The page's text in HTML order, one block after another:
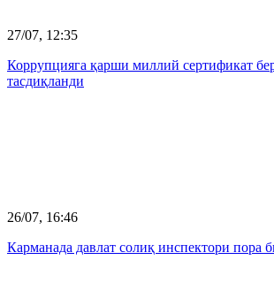
27/07, 12:35
Коррупцияга қарши миллий сертификат
тасдиқланди
26/07, 16:46
Карманада давлат солиқ инспектори пора